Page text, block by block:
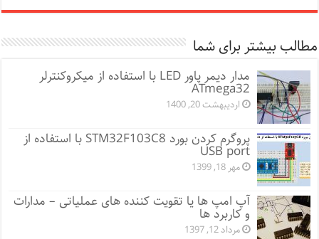
مطالب بیشتر برای شما
مدار دیمر پاور LED با استفاده از میکروکنترلر
ATmega32
اردیبهشت 20, 1400
پروگرم کردن بورد STM32F103C8 با استفاده از
USB port
مهر 18, 1399
آپ امپ ها یا تقویت کننده های عملیاتی – مدارات
و کاربرد ها
مرداد 12, 1397